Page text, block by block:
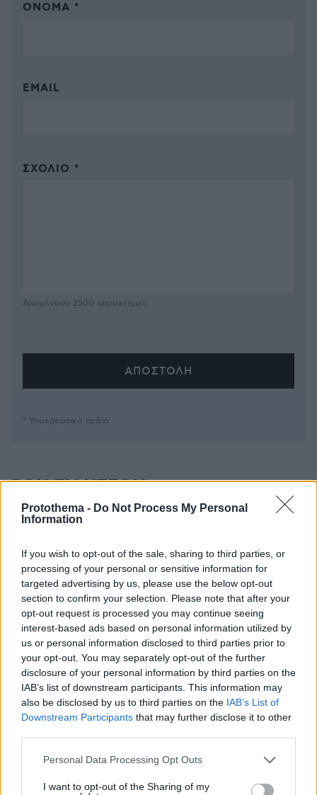
Protothema - Do Not Process My Personal
Information
If you wish to opt-out of the sale, sharing to third parties, or
processing of your personal or sensitive information for
targeted advertising by us, please use the below opt-out
section to confirm your selection. Please note that after your
opt-out request is processed you may continue seeing
interest-based ads based on personal information utilized by
us or personal information disclosed to third parties prior to
your opt-out. You may separately opt-out of the further
disclosure of your personal information by third parties on the
IAB’s list of downstream participants. This information may
also be disclosed by us to third parties on the IAB’s List of
Downstream Participants that may further disclose it to other
Please note that this website/app uses one or more Google
not limited to your visit or usage behaviour. You may click to
Personal Data Processing Opt Outs
I want to opt-out of the Sharing of my
ΌΝΟΜΑ *
EMAIL
ΣΧΌΛΙΟ *
Απομένουν 2500 χαρακτήρες
* Υποχρεωτικά πεδία
ΡΟΗ ΕΙΔΗΣΕΩΝ
Ειδήσεις Δημοφιλή Σχολιασμένα
Ευρωπαϊκό Πρωτάθλημα Στίβου: Live η μάχη του
Τεντόγλου στον προκριματικό του μήκους, στα 7.78μ το
πρώτο άλμα
LIVE UPDATE πριν 8 λεπτά
Στην αποστολή του Παναθηναϊκού για τη Σόφια οι
Τεττέη, Λιβάι και Ντέσερς
πριν 9 λεπτά
Η μικρότερη κόρη του Μπρους Γουίλις και της Ντέμι
Μουρ παντρεύτηκε τον αγαπημένο της
πριν 11 λεπτά
Η Σαρδηνία πέρα από τη διεθνή φήμη και την
πριν 14 λεπτά
Κυκλοφοριακές ρυθμίσεις την Τετάρτη και την Πέμπτη